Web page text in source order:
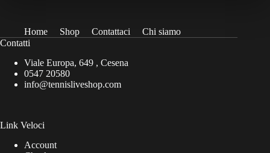
Home Shop Contattaci
Chi siamo
Contatti
Viale Europa, 649 , Cesena
0547 20580
info@tennisliveshop.com
Link Veloci
Account